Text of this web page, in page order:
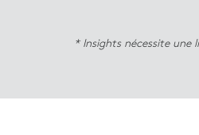
au niveau de la salle de
les moyens possibles
* Insights nécessite une